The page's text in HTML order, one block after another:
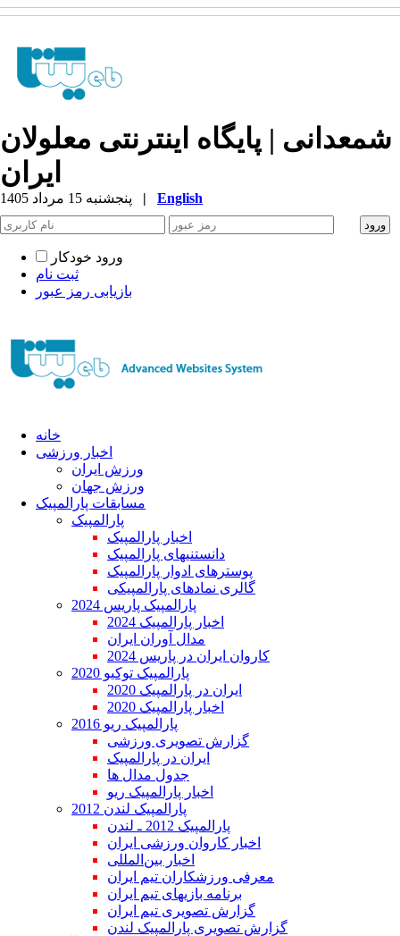
شمعدانی | پایگاه اینترنتی معلولان
ایران
| English
ورود خودکار
ثبت نام
بازیابی رمز عبور
خانه
اخبار ورزشی
ورزش ایران
ورزش جهان
مسابقات پارالمپیک
پارالمپیک
اخبار پارالمپیک
دانستنیهای پارالمپیک
پوسترهای ادوار پارالمپیک
گالری نمادهای پارالمپیکی
پارالمپیک پاریس 2024
اخبار پارالمپیک 2024
مدال آوران ایران
کاروان ایران در پاریس 2024
پارالمپیک توکیو 2020
ایران در پارالمپیک 2020
اخبار پارالمپیک 2020
پارالمپیک ریو 2016
گزارش تصویری ورزشی
ایران در پارالمپیک
جدول مدال ها
اخبار پارالمپیک ریو
پارالمپیک لندن 2012
پارالمپیک 2012 ـ لندن
اخبار کاروان ورزشی ایران
اخبار بین‌المللی
معرفی ورزشکاران تیم ایران
برنامه بازیهای تیم ایران
گزارش تصویری تیم ایران
گزارش تصویری پارالمپیک لندن